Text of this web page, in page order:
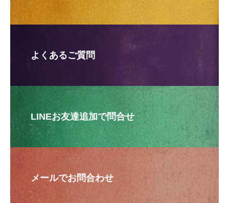
よくあるご質問
LINEお友達追加で問合せ
メールでお問合わせ